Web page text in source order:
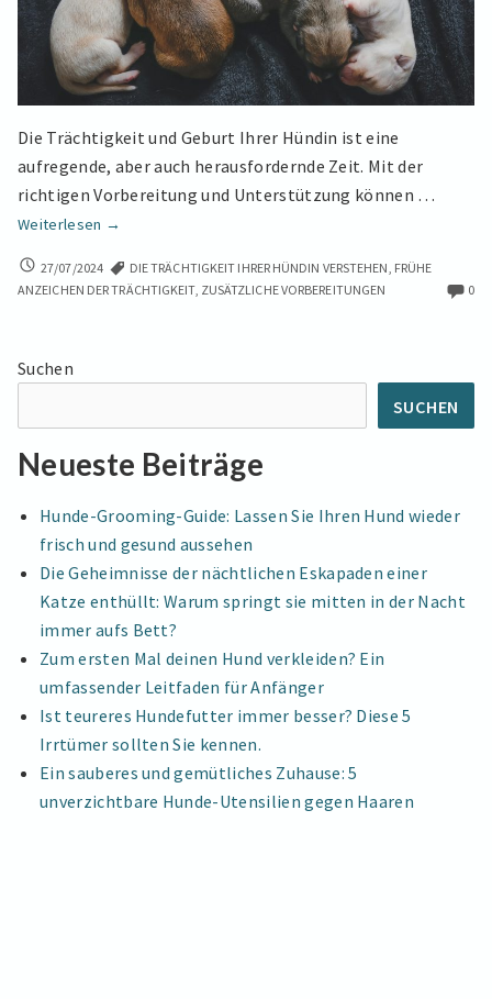
Die Trächtigkeit und Geburt Ihrer Hündin ist eine
aufregende, aber auch herausfordernde Zeit. Mit der
richtigen Vorbereitung und Unterstützung können …
Weiterlesen
Umfassender
für
Trächtigkeit
bei
→
UMFASSENDER
LEITFADEN
GEBURT
27/07/2024 DIE TRÄCHTIGKEIT IHRER HÜNDIN VERSTEHEN, FRÜHE
ANZEICHEN DER TRÄCHTIGKEIT, ZUSÄTZLICHE VORBEREITUNGEN 0
Suchen
SUCHEN
Neueste Beiträge
Hunde-Grooming-Guide: Lassen Sie Ihren Hund wieder
frisch und gesund aussehen
Die Geheimnisse der nächtlichen Eskapaden einer
Katze enthüllt: Warum springt sie mitten in der Nacht
immer aufs Bett?
Zum ersten Mal deinen Hund verkleiden? Ein
umfassender Leitfaden für Anfänger
Ist teureres Hundefutter immer besser? Diese 5
Irrtümer sollten Sie kennen.
Ein sauberes und gemütliches Zuhause: 5
unverzichtbare Hunde-Utensilien gegen Haaren